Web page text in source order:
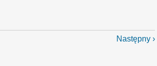
Następny ›